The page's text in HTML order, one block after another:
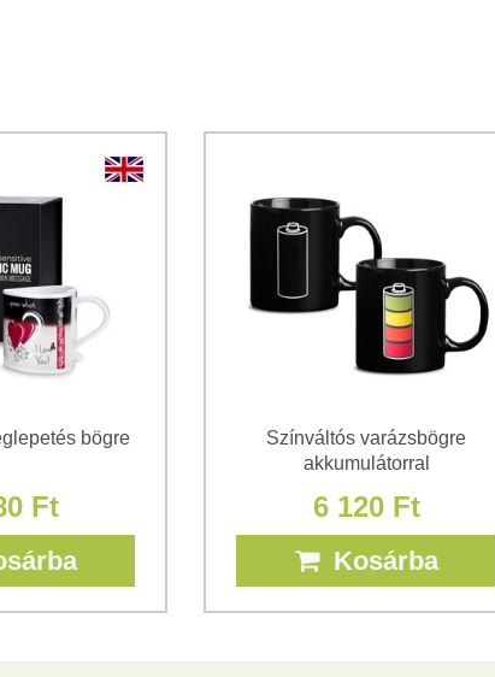
Megismertem a Bomba s.r.o.
bögre
Ft
Színváltós varázsbögre
akkumulátorral
6 120 Ft
Kosárba